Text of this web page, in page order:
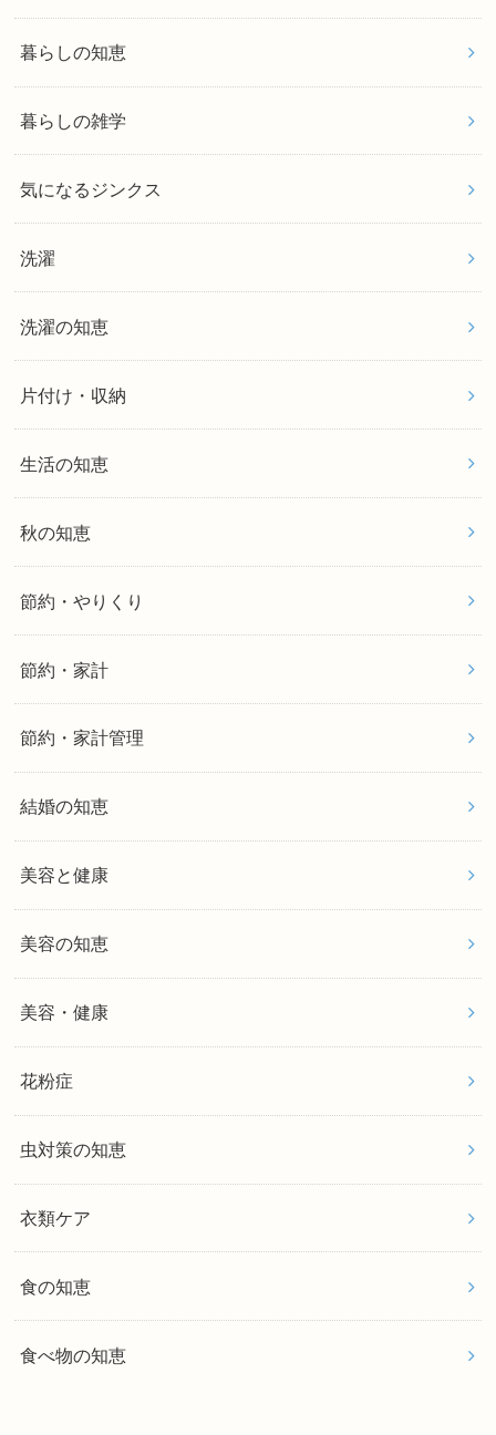
暮らしの知恵
暮らしの雑学
気になるジンクス
洗濯
洗濯の知恵
片付け・収納
生活の知恵
秋の知恵
節約・やりくり
節約・家計
節約・家計管理
結婚の知恵
美容と健康
美容の知恵
美容・健康
花粉症
虫対策の知恵
衣類ケア
食の知恵
食べ物の知恵